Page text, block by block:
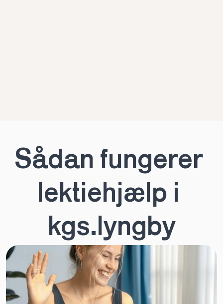
Sådan fungerer
lektiehjælp i
kgs.lyngby